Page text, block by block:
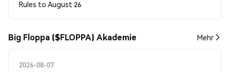
Rules to August 26
Big Floppa ($FLOPPA) Akademie Mehr
2026-08-07